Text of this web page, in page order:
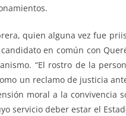
quien alguna vez fue
en común con
“El rostro de la
un reclamo de justicia
moral a la convivencia
servicio deber estar el